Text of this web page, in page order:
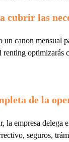
cubrir las
canon mensual
optimizarás
de la
la empresa delega
seguros,